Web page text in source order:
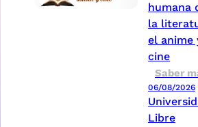
humana
la
el anime
cine
Saber
06/08/2026
Libre